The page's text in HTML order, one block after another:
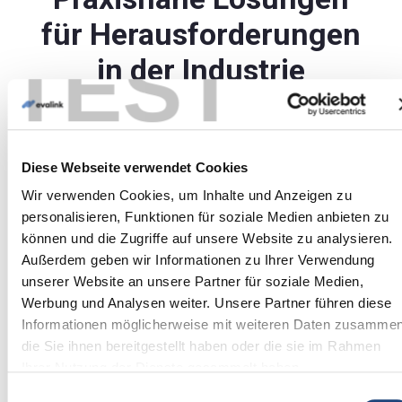
TEST
Diese Webseite verwendet Cookies
Wir verwenden Cookies, um Inhalte und Anzeigen zu
personalisieren, Funktionen für soziale Medien anbieten zu
können und die Zugriffe auf unsere Website zu analysieren.
Außerdem geben wir Informationen zu Ihrer Verwendung
unserer Website an unsere Partner für soziale Medien,
Werbung und Analysen weiter. Unsere Partner führen diese
Informationen möglicherweise mit weiteren Daten
die Sie ihnen bereitgestellt haben oder die sie im Rahmen
für Herausforderungen
in der Industrie